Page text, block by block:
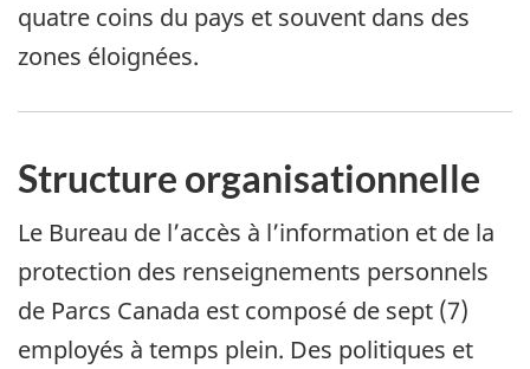
quatre coins du pays et souvent dans des
zones éloignées.
Structure organisationnelle
Le Bureau de l’accès à l’information et de la
protection des renseignements personnels
de Parcs Canada est composé de sept (7)
employés à temps plein. Des politiques et